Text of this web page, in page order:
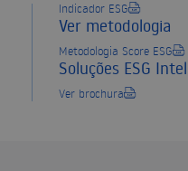
Indicador ESG
Ver metodologia
Metodologia Score ESG
Soluções ESG
Ver brochura